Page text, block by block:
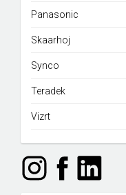
Panasonic
Skaarhoj
Synco
Teradek
Vizrt